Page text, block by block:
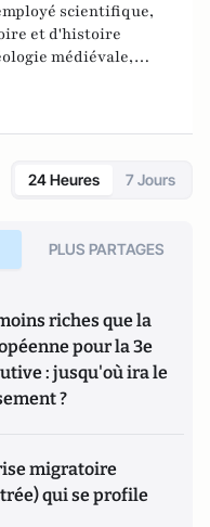
scientifique,
et d'histoire
médiévale,
24 Heures 7 Jours
PLUS PARTAGES
riches que la
pour la 3e
: jusqu'où ira le
?
migratoire
qui se profile